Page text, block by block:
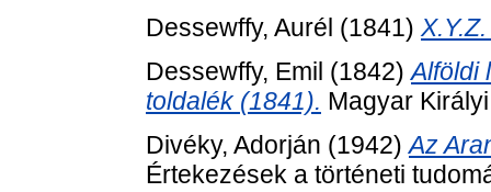
Dessewffy, Aurél (1841)
Dessewffy, Emil (1842)Alföldi
toldalék (1841). Magyar
Divéky, Adorján (1942)Az
Értekezések a történeti